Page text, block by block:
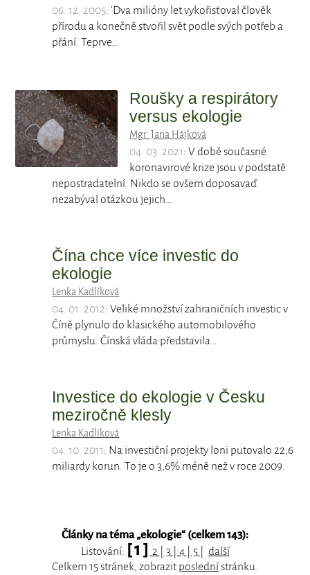
06. 12. 2005: 'Dva milióny let vykořisťoval člověk
přírodu a konečně stvořil svět podle svých potřeb a
přání. Teprve…
Roušky a respirátory
versus ekologie
Mgr. Jana Hájková
04. 03. 2021: V době současné
koronavirové krize jsou v podstatě
nepostradatelní. Nikdo se ovšem doposavaď
nezabýval otázkou jejich…
Čína chce více investic do
ekologie
Lenka Kadlíková
04. 01. 2012: Veliké množství zahraničních investic v
Číně plynulo do klasického automobilového
průmyslu. Čínská vláda představila…
Investice do ekologie v Česku
meziročně klesly
Lenka Kadlíková
04. 10. 2011: Na investiční projekty loni putovalo 22,6
miliardy korun. To je o 3,6% méně než v roce 2009.
Články na téma „ekologie“ (celkem 143):
Listování: [ 1 ] 2 3 4 5
další
Celkem 15 stránek, zobrazitposlednístránku.